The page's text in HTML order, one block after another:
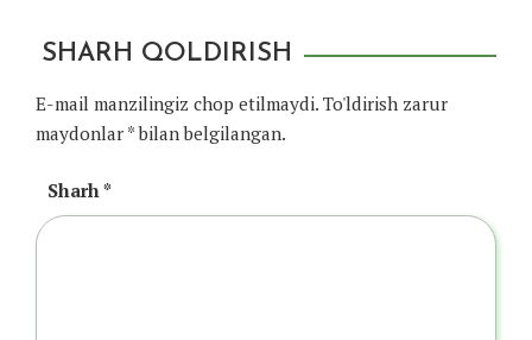
SHARH QOLDIRISH
E-mail manzilingiz chop etilmaydi. To'ldirish zarur
maydonlar *bilan belgilangan.
Sharh*